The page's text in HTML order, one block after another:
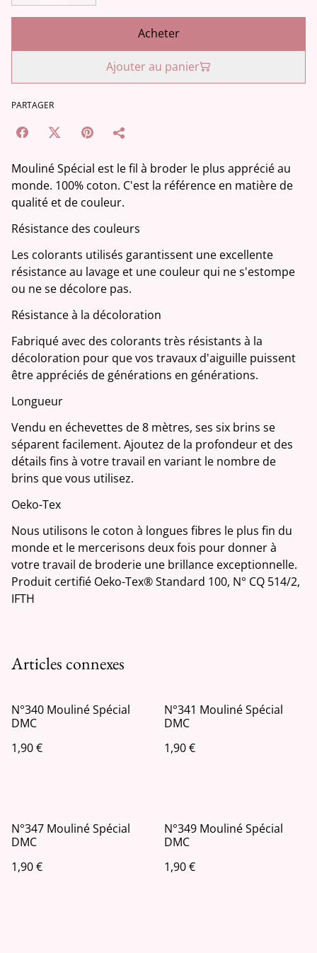
Acheter
Ajouter au panier
PARTAGER
Mouliné Spécial est le fil à broder le plus apprécié au
monde. 100% coton. C'est la référence en matière de
qualité et de couleur.
Résistance des couleurs
Les colorants utilisés garantissent une excellente
résistance au lavage et une couleur qui ne s'estompe
ou ne se décolore pas.
Résistance à la décoloration
Fabriqué avec des colorants très résistants à la
décoloration pour que vos travaux d'aiguille puissent
être appréciés de générations en générations.
Longueur
Vendu en échevettes de 8 mètres, ses six brins se
séparent facilement. Ajoutez de la profondeur et des
détails fins à votre travail en variant le nombre de
brins que vous utilisez.
Oeko-Tex
Nous utilisons le coton à longues fibres le plus fin du
monde et le mercerisons deux fois pour donner à
votre travail de broderie une brillance exceptionnelle.
Produit certifié Oeko-Tex® Standard 100, N° CQ 514/2,
IFTH
Articles connexes
N°340 Mouliné Spécial
DMC
1,90 €
N°341 Mouliné Spécial
DMC
1,90 €
N°347 Mouliné Spécial
DMC
1,90 €
N°349 Mouliné Spécial
DMC
1,90 €